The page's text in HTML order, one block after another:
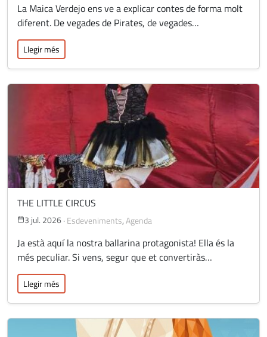
La Maica Verdejo ens ve a explicar contes de forma molt
diferent. De vegades de Pirates, de vegades…
Llegir més
THE LITTLE CIRCUS
3 jul. 2026· Esdeveniments, Agenda
Ja està aquí la nostra ballarina protagonista! Ella és la
més peculiar. Si vens, segur que et convertiràs…
Llegir més